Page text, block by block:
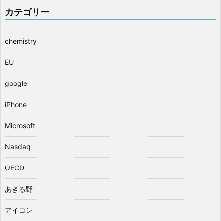
カテゴリー
chemistry
EU
google
iPhone
Microsoft
Nasdaq
OECD
あきる野
アイコン